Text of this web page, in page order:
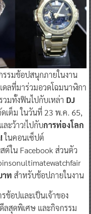
รมช้อปสนุกภายในงาน
ดลที่มาร่วมอวดโฉมนาฬิกา
วมทั้งฟินไปกับเหล่า DJ
เต็ม ในวันที่ 23 พ.ค. 65,
ะว้าว!ไปกับการท่องโลก
ในคอนเซ็ปต์
ต์ใน Facebook ส่วนตัว
าท สำหรับช้อปภายในงาน
ช้อปและเป็นเจ้าของ
สุดพิเศษ และกิจกรรม